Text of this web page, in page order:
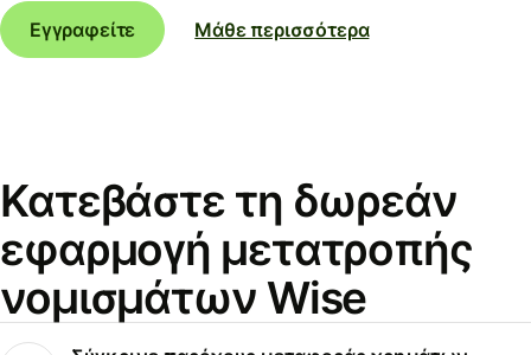
Εγγραφείτε
Μάθε περισσότερα
Κατεβάστε τη δωρεάν
εφαρμογή μετατροπής
νομισμάτων Wise